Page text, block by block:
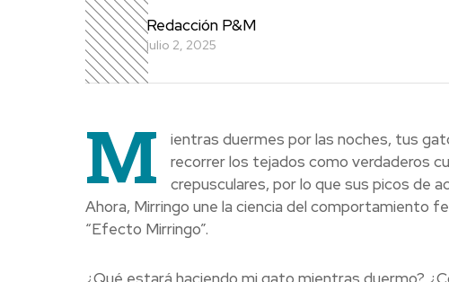
Redacción P&M
julio 2, 2025
M
ientras duermes por las noches, tus
recorrer los tejados como verdaderos
crepusculares, por lo que sus picos de
Ahora, Mirringo une la ciencia del comportamiento
“Efecto Mirringo”.